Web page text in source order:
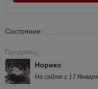
Состояние:
Продавец:
Норико
На сайте с 17